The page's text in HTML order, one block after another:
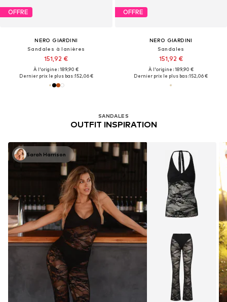
OFFRE
NERO GIARDINI
Sandales à lanières
151,92 €
À l'origine : 189,90 €
Dernier prix le plus bas :152,06 €
SANDALES
OUTFIT INSPIRATION
Sarah Harrison
OFFRE
NERO GIARDINI
Sandales
151,92 €
À l'origine : 189,90 €
Dernier prix le plus bas :152,06 €